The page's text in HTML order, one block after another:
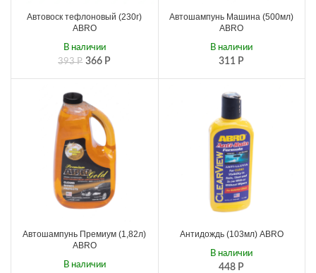
Автовоск тефлоновый (230г)
ABRO
393Р 366 Р
В наличии
Автошампунь Машина (500мл)
ABRO
311 Р
В наличии
Автошампунь Премиум (1,82л)
ABRO
В наличии
Антидождь (103мл) ABRO
448 Р
В наличии